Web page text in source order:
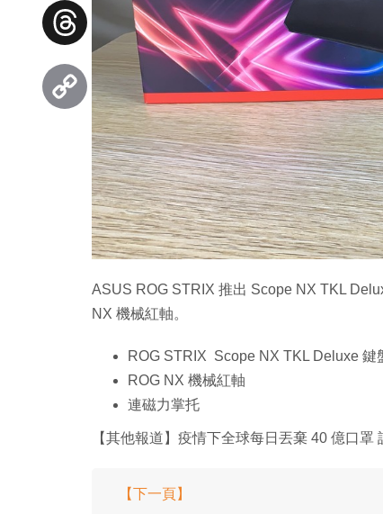
ASUS ROG STRIX 推出 Scope NX TKL
NX 機械紅軸。
ROG STRIX Scope NX TKL Deluxe 鍵
ROG NX 機械紅軸
連磁力掌托
【其他報道】疫情下全球每日丟棄 40 億口罩
【下一頁】
Facebook
Threads
Copy
Link